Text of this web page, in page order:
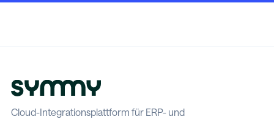
Cloud-Integrationsplattform für ERP- und